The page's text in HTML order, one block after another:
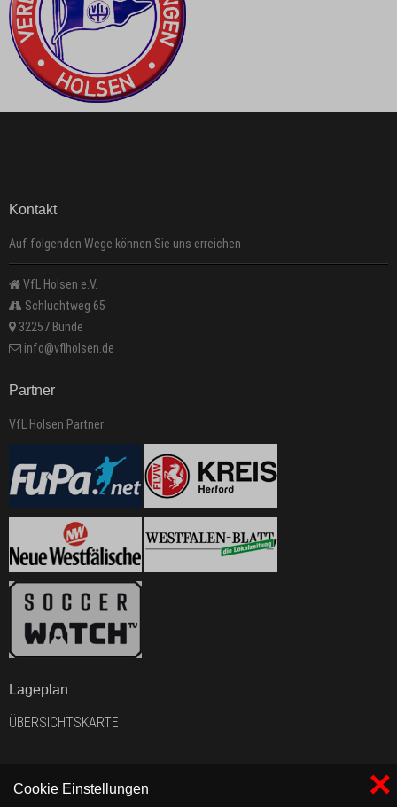
×
Cookie Einstellungen
Kontakt
Auf folgenden Wege können Sie uns erreichen
VfL Holsen e.V.
Schluchtweg 65
32257 Bünde
info@vflholsen.de
Partner
VfL Holsen Partner
Lageplan
ÜBERSICHTSKARTE